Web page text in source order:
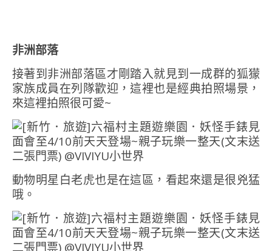
非洲部落
接著到非洲部落區才剛踏入就見到一成群的狐獴
家族成員在列隊歡迎，這裡也是經典拍照場景，
來這裡拍照很可愛~
動物明星白老虎也是在這區，看起來還是很兇猛
哦。